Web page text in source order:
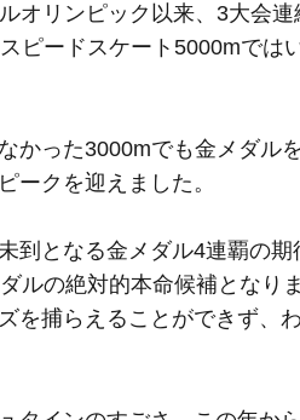
オリンピック以来、3大会
ピードスケート5000mでは
かった3000mでも金メダル
ークを迎えました。
到となる金メダル4連覇の
ルの絶対的本命候補となり
を捕らえることができず、